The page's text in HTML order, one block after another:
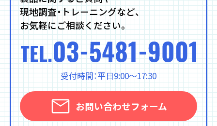
現地調査・トレーニングなど、
お気軽にご相談ください。
受付時間：平日9:00～17:30
お問い合わせフォーム